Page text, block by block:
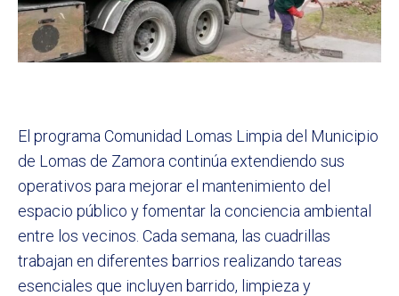
El programa Comunidad Lomas Limpia del Municipio
de Lomas de Zamora continúa extendiendo sus
operativos para mejorar el mantenimiento del
espacio público y fomentar la conciencia ambiental
entre los vecinos. Cada semana, las cuadrillas
trabajan en diferentes barrios realizando tareas
esenciales que incluyen barrido, limpieza y